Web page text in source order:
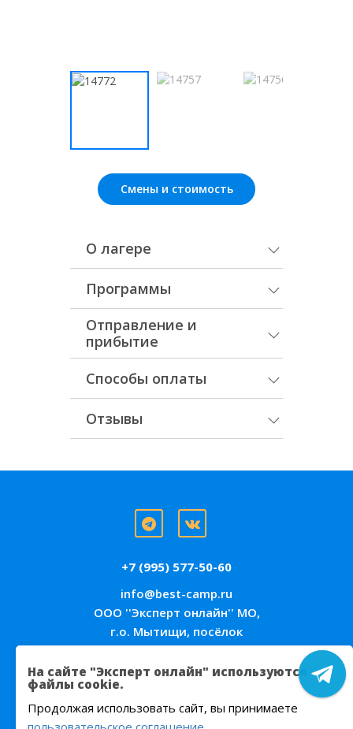
Смены и стоимость
О лагере
Программы
Отправление и
прибытие
Способы оплаты
Отзывы
+7 (995) 577-50-60
info@best-camp.ru
ООО ''Эксперт онлайн'' МО,
г.о. Мытищи, посёлок
Мебельной фабрики,
ул.Рассветная, дом 1А,
пом.VIII, офис 12.05
На сайте "Эксперт онлайн" используются
файлы cookie.
Продолжая использовать сайт, вы принимаете